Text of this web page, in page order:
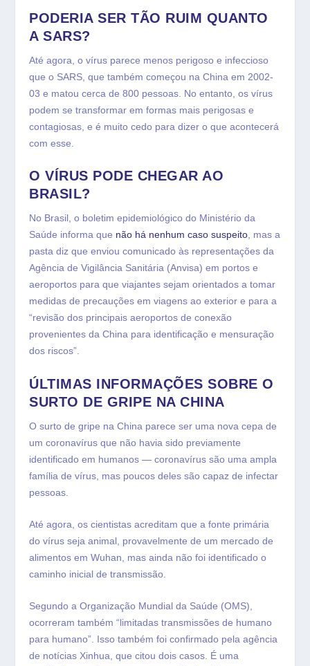
PODERIA SER TÃO RUIM QUANTO
A SARS?
Até agora, o vírus parece menos perigoso e infeccioso
que o SARS, que também começou na China em 2002-
03 e matou cerca de 800 pessoas. No entanto, os vírus
podem se transformar em formas mais perigosas e
contagiosas, e é muito cedo para dizer o que acontecerá
com esse.
O VÍRUS PODE CHEGAR AO
BRASIL?
No Brasil, o boletim epidemiológico do Ministério da
Saúde informa que não há nenhum caso suspeito, mas a
pasta diz que enviou comunicado às representações da
Agência de Vigilância Sanitária (Anvisa) em portos e
aeroportos para que viajantes sejam orientados a tomar
medidas de precauções em viagens ao exterior e para a
“revisão dos principais aeroportos de conexão
provenientes da China para identificação e mensuração
dos riscos”.
ÚLTIMAS INFORMAÇÕES SOBRE O
SURTO DE GRIPE NA CHINA
O surto de gripe na China parece ser uma nova cepa de
um coronavírus que não havia sido previamente
identificado em humanos — coronavírus são uma ampla
família de vírus, mas poucos deles são capaz de infectar
pessoas.
Até agora, os cientistas acreditam que a fonte primária
do vírus seja animal, provavelmente de um mercado de
alimentos em Wuhan, mas ainda não foi identificado o
caminho inicial de transmissão.
Segundo a Organização Mundial da Saúde (OMS),
ocorreram também “limitadas transmissões de humano
para humano”. Isso também foi confirmado pela agência
de notícias Xinhua, que citou dois casos. É uma